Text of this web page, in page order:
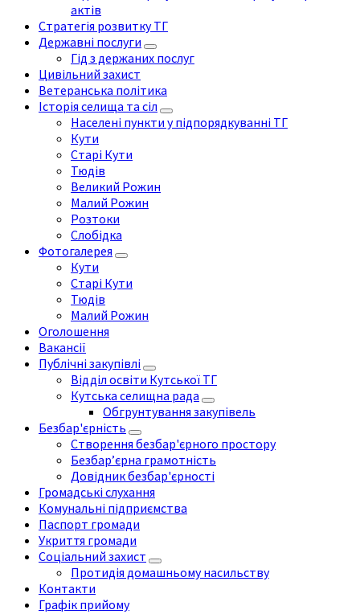
актів
Стратегія розвитку ТГ
Державні послуги
Гід з держаних послуг
Цивільний захист
Ветеранська політика
Історія селища та сіл
Населені пункти у підпорядкуванні ТГ
Кути
Старі Кути
Тюдів
Великий Рожин
Малий Рожин
Розтоки
Слобідка
Фотогалерея
Кути
Старі Кути
Тюдів
Малий Рожин
Оголошення
Вакансії
Публічні закупівлі
Відділ освіти Кутської ТГ
Кутська селищна рада
Обгрунтування закупівель
Безбар'єрність
Створення безбар'єрного простору
Безбар’єрна грамотність
Довідник безбар'єрності
Громадські слухання
Комунальні підприємства
Паспорт громади
Укриття громади
Соціальний захист
Протидія домашньому насильству
Контакти
Графік прийому